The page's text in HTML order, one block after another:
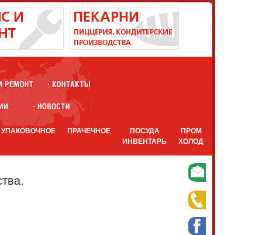
УПАКОВОЧНОЕ ПРАЧЕЧНОЕ
ПОСУДА
ИНВЕНТАРЬ
ПРОМ
ХОЛОД